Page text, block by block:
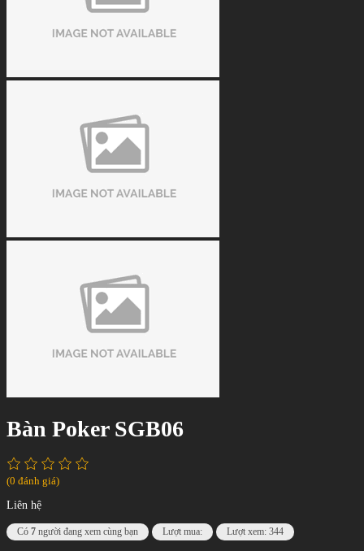
Bàn Poker SGB06
(0 đánh giá)
Liên hệ
Có 7 người đang xem cùng bạn Lượt mua: Lượt xem: 344